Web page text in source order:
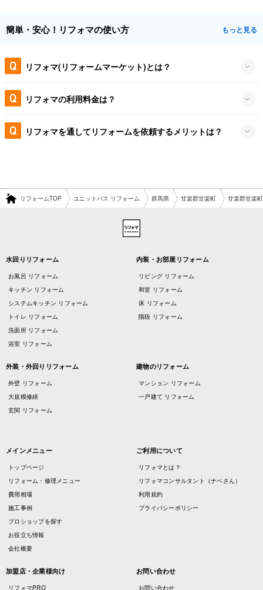
簡単・安心！リフォマの使い方 もっと見る
リフォマ(リフォームマーケット)とは？
リフォマの利用料金は？
リフォマを通してリフォームを依頼するメリットは？
リフォームTOP ユニットバス リフォーム 群馬県 甘楽郡甘楽町 甘楽郡甘楽
水回りリフォーム
お風呂 リフォーム
キッチン リフォーム
システムキッチン リフォーム
トイレ リフォーム
洗面所 リフォーム
浴室 リフォーム
内装・お部屋リフォーム
リビング リフォーム
和室 リフォーム
床 リフォーム
階段 リフォーム
外装・外回りリフォーム
外壁 リフォーム
大規模修繕
玄関 リフォーム
建物のリフォーム
マンション リフォーム
一戸建て リフォーム
メインメニュー
トップページ
リフォーム・修理メニュー
費用相場
施工事例
プロショップを探す
お役立ち情報
会社概要
ご利用について
リフォマとは？
リフォマコンサルタント（ナベさん）
利用規約
プライバシーポリシー
加盟店・企業様向け
リフォマPRO
お問い合わせ
お問い合わせ